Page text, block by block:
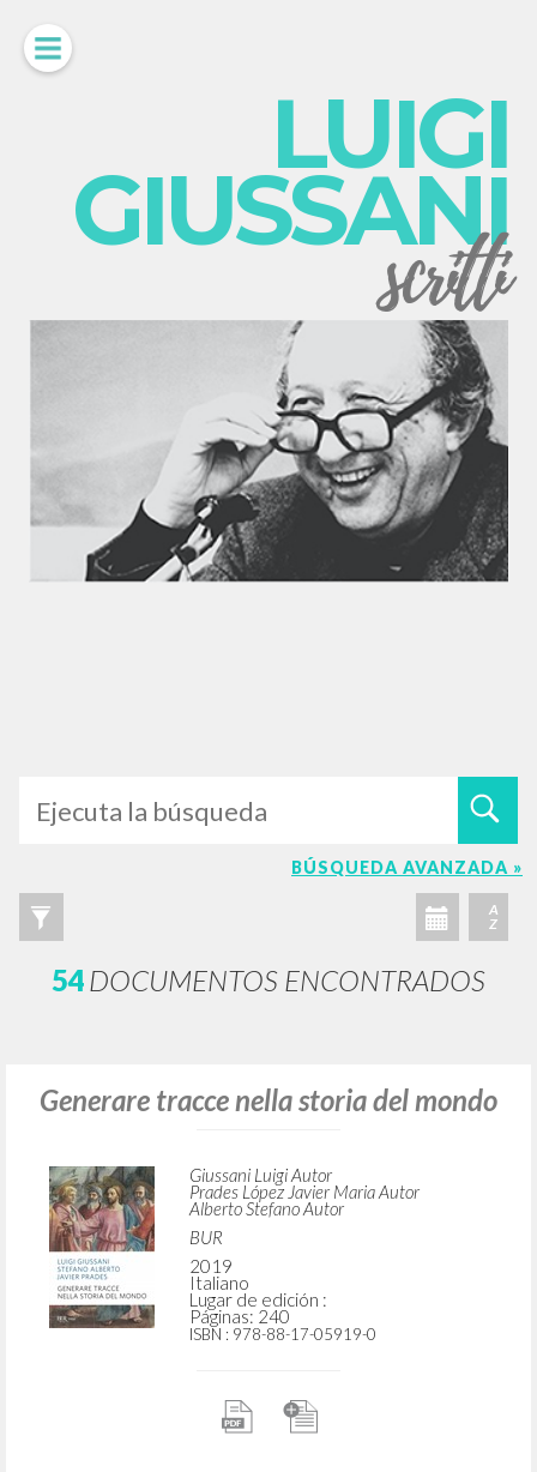
LUIGI
GIUSSANI
scritti
BÚSQUEDA AVANZADA »
A
Z
54DOCUMENTOS ENCONTRADOS
Generare tracce nella storia del mondo
Giussani Luigi Autor
Prades López Javier Maria Autor
Alberto Stefano Autor
BUR
2019
Italiano
Lugar de edición :
Páginas: 240
ISBN : 978-88-17-05919-0